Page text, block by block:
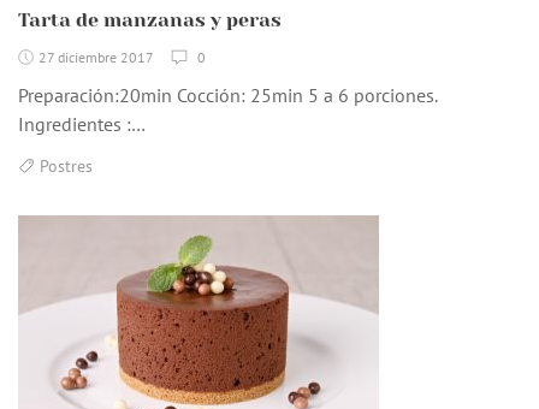
Tarta de manzanas y peras
27 diciembre 2017 0
Preparación:20min Cocción: 25min 5 a 6 porciones.
Ingredientes :…
Postres